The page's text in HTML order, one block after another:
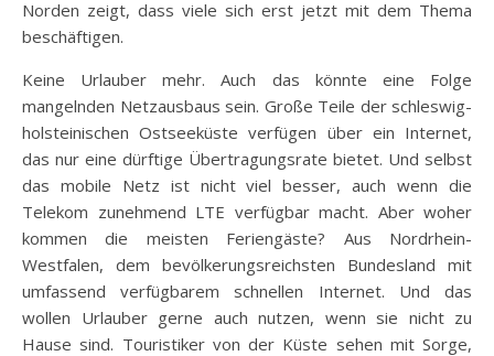
Norden zeigt, dass viele sich erst jetzt mit dem Thema
beschäftigen.
Keine Urlauber mehr. Auch das könnte eine Folge
mangelnden Netzausbaus sein. Große Teile der schleswig-
holsteinischen Ostseeküste verfügen über ein Internet,
das nur eine dürftige Übertragungsrate bietet. Und selbst
das mobile Netz ist nicht viel besser, auch wenn die
Telekom zunehmend LTE verfügbar macht. Aber woher
kommen die meisten Feriengäste? Aus Nordrhein-
Westfalen, dem bevölkerungsreichsten Bundesland mit
umfassend verfügbarem schnellen Internet. Und das
wollen Urlauber gerne auch nutzen, wenn sie nicht zu
Hause sind. Touristiker von der Küste sehen mit Sorge,